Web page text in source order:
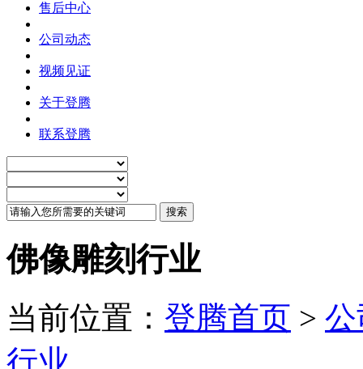
售后中心
公司动态
视频见证
关于登腾
联系登腾
佛像雕刻行业
当前位置： 登腾首页 >
行业